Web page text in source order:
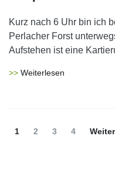
Kurz nach 6 Uhr bin ich
Perlacher Forst
Aufstehen ist eine
Weiterlesen
Beitrags-
Seite
1 Seite
2 Seite
3 Seite
4 Weiter